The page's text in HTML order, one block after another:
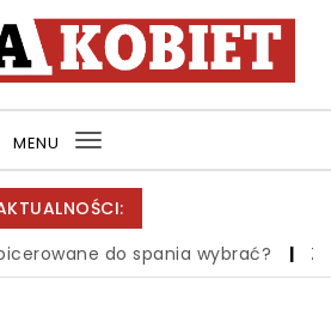
MENU
Toggle
navigation
do spania wybrać? |